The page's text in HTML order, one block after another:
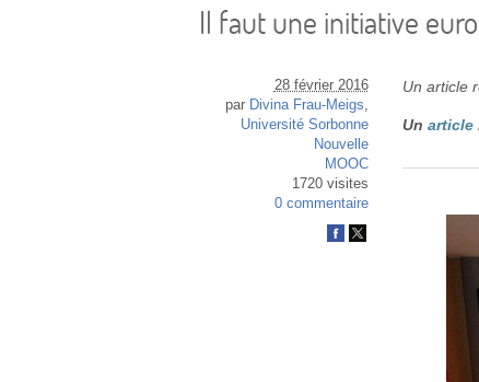
Il faut une initiative
28 février 2016
par Divina Frau-Meigs
Université Sorbonne
Nouvelle
MOOC
1720 visites
0 commentaire
Un article
Unarticle